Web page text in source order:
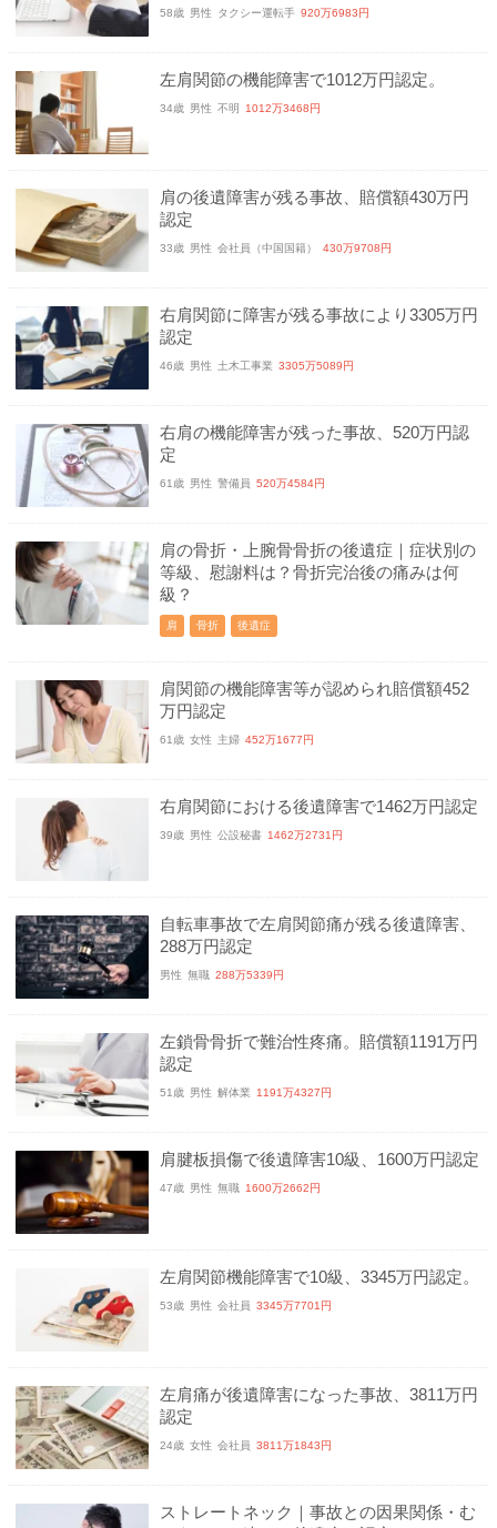
58歳 男性 タクシー運転手 920万6983円
左肩関節の機能障害で1012万円認定。
34歳 男性 不明 1012万3468円
肩の後遺障害が残る事故、賠償額430万円
認定
33歳 男性 会社員（中国国籍） 430万9708円
右肩関節に障害が残る事故により3305万円
認定
46歳 男性 土木工事業 3305万5089円
右肩の機能障害が残った事故、520万円認
定
61歳 男性 警備員 520万4584円
肩の骨折・上腕骨骨折の後遺症｜症状別の
等級、慰謝料は？骨折完治後の痛みは何
級？
肩 骨折 後遺症
肩関節の機能障害等が認められ賠償額452
万円認定
61歳 女性 主婦 452万1677円
右肩関節における後遺障害で1462万円認定
39歳 男性 公設秘書 1462万2731円
自転車事故で左肩関節痛が残る後遺障害、
288万円認定
男性 無職 288万5339円
左鎖骨骨折で難治性疼痛。賠償額1191万円
認定
51歳 男性 解体業 1191万4327円
肩腱板損傷で後遺障害10級、1600万円認定
47歳 男性 無職 1600万2662円
左肩関節機能障害で10級、3345万円認定。
53歳 男性 会社員 3345万7701円
左肩痛が後遺障害になった事故、3811万円
認定
24歳 女性 会社員 3811万1843円
ストレートネック｜事故との因果関係・む